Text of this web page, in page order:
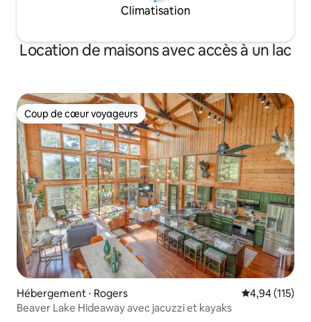
Climatisation
Location de maisons avec accès à un lac
Coup de cœur voyageurs
Coup de cœur voyageurs
Hébergement ⋅ Rogers Évaluation
4,94 (115)
Beaver Lake Hideaway avec jacuzzi et kayaks